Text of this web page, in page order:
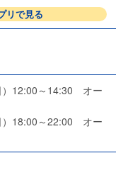
リで見る
12:00～14:30 オー
）18:00～22:00 オー